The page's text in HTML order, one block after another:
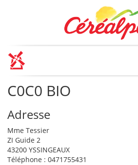
C0C0 BIO
Adresse
Mme Tessier
ZI Guide 2
43200 YSSINGEAUX
Téléphone : 0471755431